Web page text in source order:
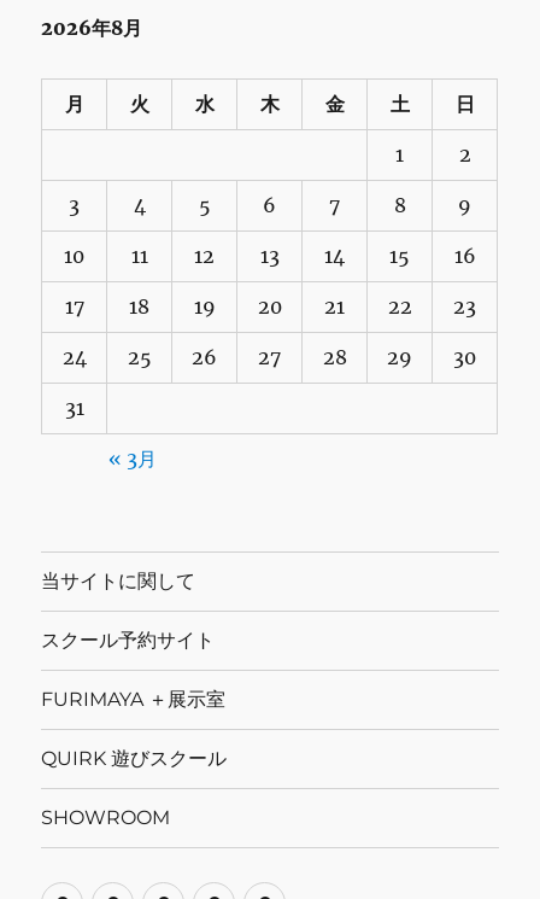
2026年8月
月 火 水 木 金 土 日
1 2
3 4 5 6 7 8 9
10 11 12 13 14 15 16
17 18 19 20 21 22 23
24 25 26 27 28 29 30
31
« 3月
当サイトに関して
スクール予約サイト
FURIMAYA ＋展示室
QUIRK 遊びスクール
SHOWROOM